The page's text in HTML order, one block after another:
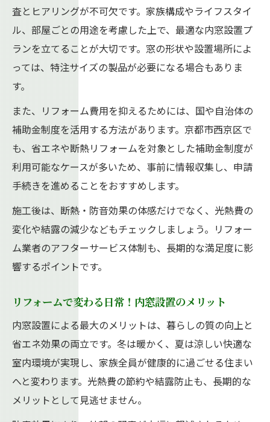
査とヒアリングが不可欠です。家族構成やライフスタイ
ル、部屋ごとの用途を考慮した上で、最適な内窓設置プ
ランを立てることが大切です。窓の形状や設置場所によ
っては、特注サイズの製品が必要になる場合もありま
す。
また、リフォーム費用を抑えるためには、国や自治体の
補助金制度を活用する方法があります。京都市西京区で
も、省エネや断熱リフォームを対象とした補助金制度が
利用可能なケースが多いため、事前に情報収集し、申請
手続きを進めることをおすすめします。
施工後は、断熱・防音効果の体感だけでなく、光熱費の
変化や結露の減少などもチェックしましょう。リフォー
ム業者のアフターサービス体制も、長期的な満足度に影
響するポイントです。
リフォームで変わる日常！内窓設置のメリット
内窓設置による最大のメリットは、暮らしの質の向上と
省エネ効果の両立です。冬は暖かく、夏は涼しい快適な
室内環境が実現し、家族全員が健康的に過ごせる住まい
へと変わります。光熱費の節約や結露防止も、長期的な
メリットとして見逃せません。